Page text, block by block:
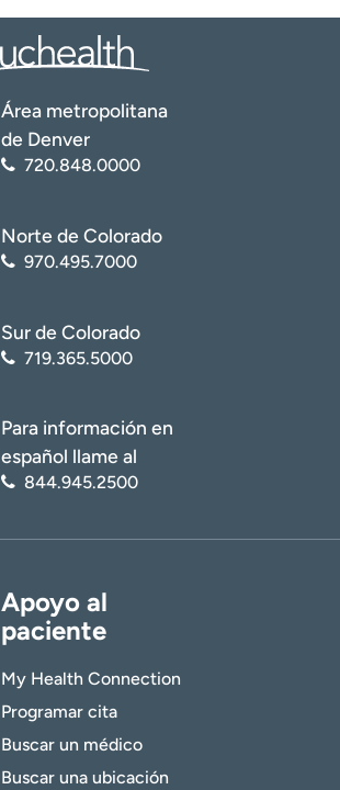
Área metropolitana
de Denver
720.848.0000
Norte de Colorado
970.495.7000
Sur de Colorado
719.365.5000
Para información en
español llame al
844.945.2500
Apoyo al
paciente
My Health Connection
Programar cita
Buscar un médico
Buscar una ubicación